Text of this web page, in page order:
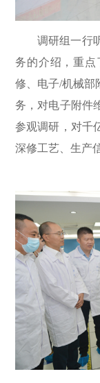
调研组一行
务的介绍，重点
修、电子/机械部
务，对电子附件
参观调研，对千
深修工艺、生产